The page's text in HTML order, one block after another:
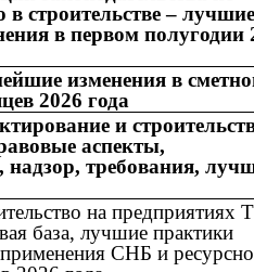
в строительстве –
в первом полугодии
изменения в
2026 года
и
аспекты,
надзор, требования,
на предприятиях
база, лучшие практики
СНБ и